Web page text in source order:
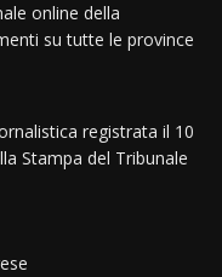
online della
su tutte le province
registrata il 10
Stampa del Tribunale